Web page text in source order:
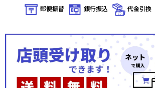
郵便振替
銀行振込 代金引換